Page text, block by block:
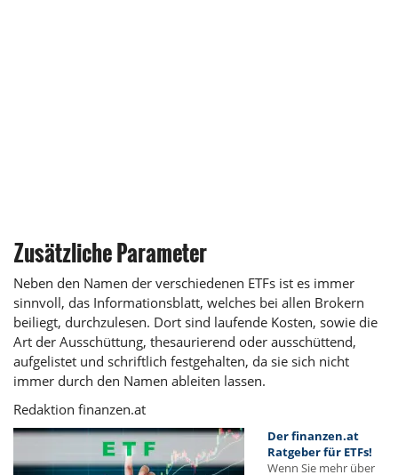
Zusätzliche Parameter
Neben den Namen der verschiedenen ETFs ist es immer
sinnvoll, das Informationsblatt, welches bei allen Brokern
beiliegt, durchzulesen. Dort sind laufende Kosten, sowie die
Art der Ausschüttung, thesaurierend oder ausschüttend,
aufgelistet und schriftlich festgehalten, da sie sich nicht
immer durch den Namen ableiten lassen.
Redaktion finanzen.at
Der finanzen.at
Ratgeber für ETFs!
Wenn Sie mehr über